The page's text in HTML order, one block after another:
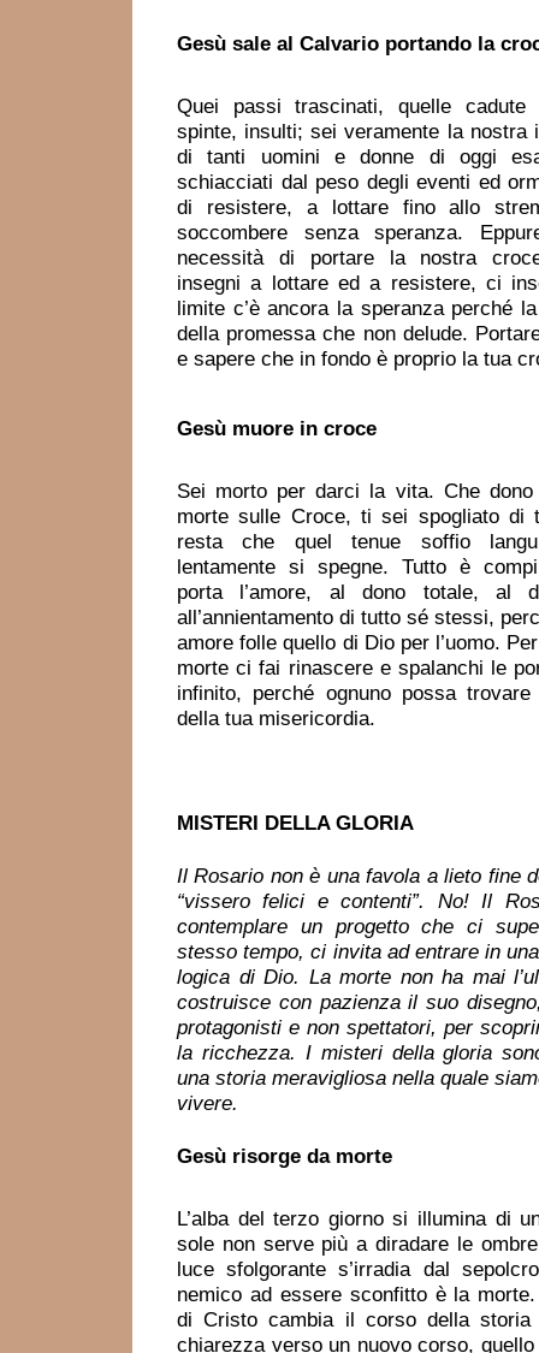
Gesù sale al Calvario portando la
Quei passi trascinati, quelle cadute
spinte, insulti; sei veramente la nostra
di tanti uomini e donne di oggi
schiacciati dal peso degli eventi ed
di resistere, a lottare fino allo
soccombere senza speranza.
necessità di portare la nostra
insegni a lottare ed a resistere, ci
limite c’è ancora la speranza perché
della promessa che non delude.
e sapere che in fondo è proprio la tua
Gesù muore in croce
Sei morto per darci la vita. Che
morte sulle Croce, ti sei spogliato di
resta che quel tenue soffio
lentamente si spegne. Tutto è
porta l’amore, al dono totale, al
all’annientamento di tutto sé stessi,
amore folle quello di Dio per l’uomo.
morte ci fai rinascere e spalanchi le
infinito, perché ognuno possa trovare
della tua misericordia.
MISTERI DELLA GLORIA
Il Rosario non è una favola a lieto fine
“vissero felici e contenti”. No! Il
contemplare un progetto che ci
stesso tempo, ci invita ad entrare in
logica di Dio. La morte non ha mai
costruisce con pazienza il suo
protagonisti e non spettatori, per
la ricchezza. I misteri della gloria
una storia meravigliosa nella quale
vivere.
Gesù risorge da morte
L’alba del terzo giorno si illumina di
sole non serve più a diradare le
luce sfolgorante s’irradia dal
nemico ad essere sconfitto è la
di Cristo cambia il corso della
chiarezza verso un nuovo corso,